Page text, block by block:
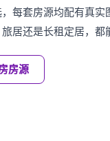
每套房源均配有真
居还是长租定居，
房源